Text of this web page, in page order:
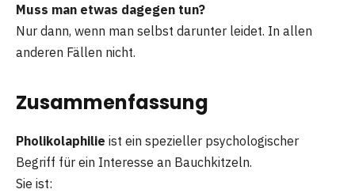
Muss man etwas dagegen tun?
Nur dann, wenn man selbst darunter leidet. In allen
anderen Fällen nicht.
Zusammenfassung
Pholikolaphilie ist ein spezieller psychologischer
Begriff für ein Interesse an Bauchkitzeln.
Sie ist: